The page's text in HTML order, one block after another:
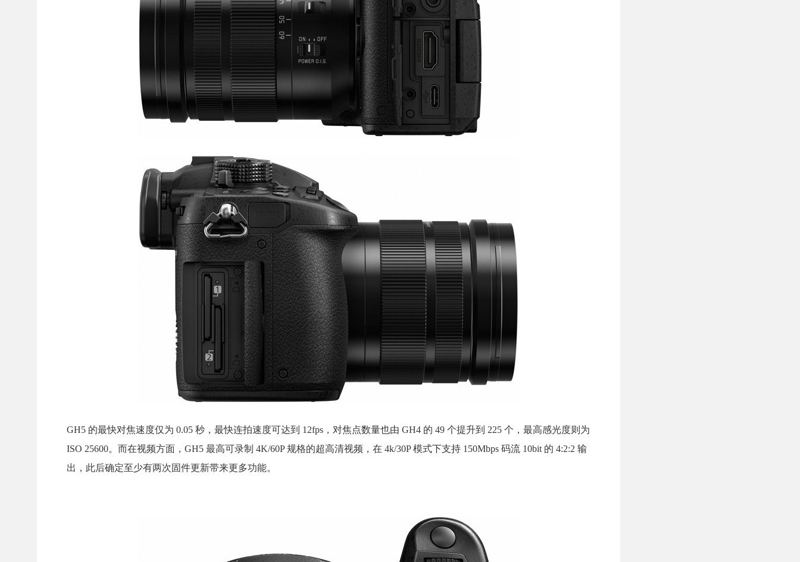
GH5 的最快对焦速度仅为 0.05 秒，最快连拍速度可达到 12fps，对焦点数量也由 GH4 的 49 个提升到 225 个，最高感光度则为
ISO 25600。而在视频方面，GH5 最高可录制 4K/60P 规格的超高清视频，在 4k/30P 模式下支持 150Mbps 码流 10bit 的 4:2:2 输
出，此后确定至少有两次固件更新带来更多功能。